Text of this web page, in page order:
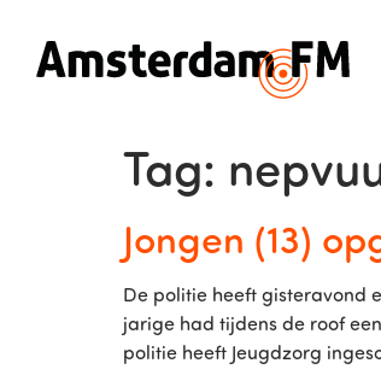
Tag:
Jongen (13)
De politie heeft gisteravond
jarige had tijdens de roof
politie heeft Jeugdzorg